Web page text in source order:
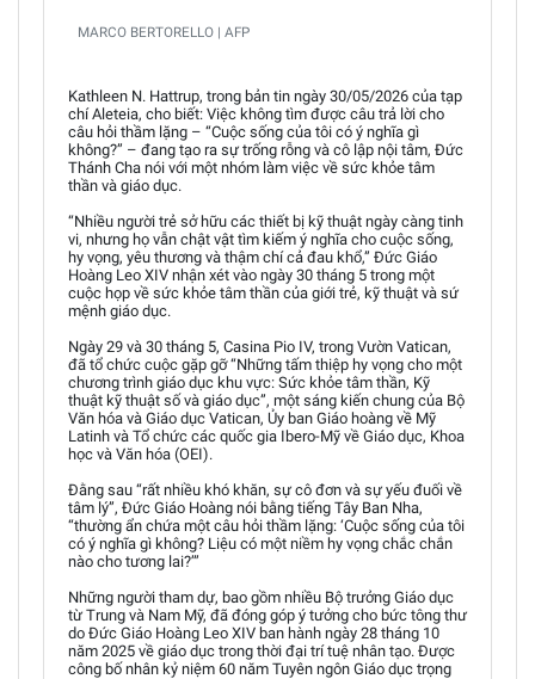
MARCO BERTORELLO | AFP
Kathleen N. Hattrup, trong bản tin ngày 30/05/2026 của tạp
chí Aleteia, cho biết: Việc không tìm được câu trả lời cho
câu hỏi thầm lặng – “Cuộc sống của tôi có ý nghĩa gì
không?” – đang tạo ra sự trống rỗng và cô lập nội tâm, Đức
Thánh Cha nói với một nhóm làm việc về sức khỏe tâm
thần và giáo dục.
“Nhiều người trẻ sở hữu các thiết bị kỹ thuật ngày càng tinh
vi, nhưng họ vẫn chật vật tìm kiếm ý nghĩa cho cuộc sống,
hy vọng, yêu thương và thậm chí cả đau khổ,” Đức Giáo
Hoàng Leo XIV nhận xét vào ngày 30 tháng 5 trong một
cuộc họp về sức khỏe tâm thần của giới trẻ, kỹ thuật và sứ
mệnh giáo dục.
Ngày 29 và 30 tháng 5, Casina Pio IV, trong Vườn Vatican,
đã tổ chức cuộc gặp gỡ “Những tấm thiệp hy vọng cho một
chương trình giáo dục khu vực: Sức khỏe tâm thần, Kỹ
thuật kỹ thuật số và giáo dục”, một sáng kiến chung của Bộ
Văn hóa và Giáo dục Vatican, Ủy ban Giáo hoàng về Mỹ
Latinh và Tổ chức các quốc gia Ibero-Mỹ về Giáo dục, Khoa
học và Văn hóa (OEI).
Đằng sau “rất nhiều khó khăn, sự cô đơn và sự yếu đuối về
tâm lý”, Đức Giáo Hoàng nói bằng tiếng Tây Ban Nha,
“thường ẩn chứa một câu hỏi thầm lặng: ‘Cuộc sống của tôi
có ý nghĩa gì không? Liệu có một niềm hy vọng chắc chắn
nào cho tương lai?’”
Những người tham dự, bao gồm nhiều Bộ trưởng Giáo dục
từ Trung và Nam Mỹ, đã đóng góp ý tưởng cho bức tông thư
do Đức Giáo Hoàng Leo XIV ban hành ngày 28 tháng 10
năm 2025 về giáo dục trong thời đại trí tuệ nhân tạo. Được
công bố nhân kỷ niệm 60 năm Tuyên ngôn Giáo dục trọng